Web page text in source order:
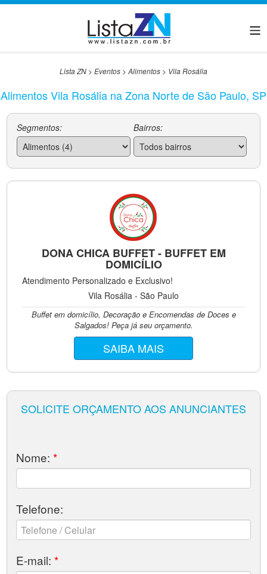
Lista ZN > Eventos > Alimentos > Vila Rosália
Alimentos Vila Rosália na Zona Norte de São Paulo, SP
Segmentos: Bairros:
DONA CHICA BUFFET - BUFFET EM
DOMICÍLIO
Atendimento Personalizado e Exclusivo!
Vila Rosália - São Paulo
Buffet em domicílio, Decoração e Encomendas de Doces e
Salgados! Peça já seu orçamento.
SAIBA MAIS